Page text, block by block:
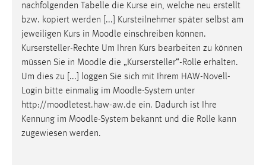
nachfolgenden Tabelle die Kurse ein, welche neu erstellt
bzw. kopiert werden [...] Kursteilnehmer später selbst am
jeweiligen Kurs in Moodle einschreiben können.
Kursersteller-Rechte Um Ihren Kurs bearbeiten zu können
müssen Sie in Moodle die „Kursersteller“-Rolle erhalten.
Um dies zu [...] loggen Sie sich mit Ihrem HAW-Novell-
Login bitte einmalig im Moodle-System unter
http://moodletest.haw-aw.de ein. Dadurch ist Ihre
Kennung im Moodle-System bekannt und die Rolle kann
zugewiesen werden.
Cookie Laufzeit:
24 Stunden
STATISTIK
Statistik Cookies erfassen Informationen anonym.
Diese Informationen helfen uns zu verstehen, wie
unsere Besucher unsere Website nutzen.